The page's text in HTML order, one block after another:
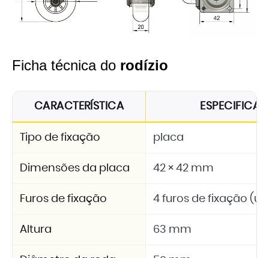
Ficha técnica do rodízio
CARACTERÍSTICA
Tipo de fixação placa
Dimensões da placa 42 × 42 mm
Furos de fixação 4 furos de fixação
Altura 63 mm